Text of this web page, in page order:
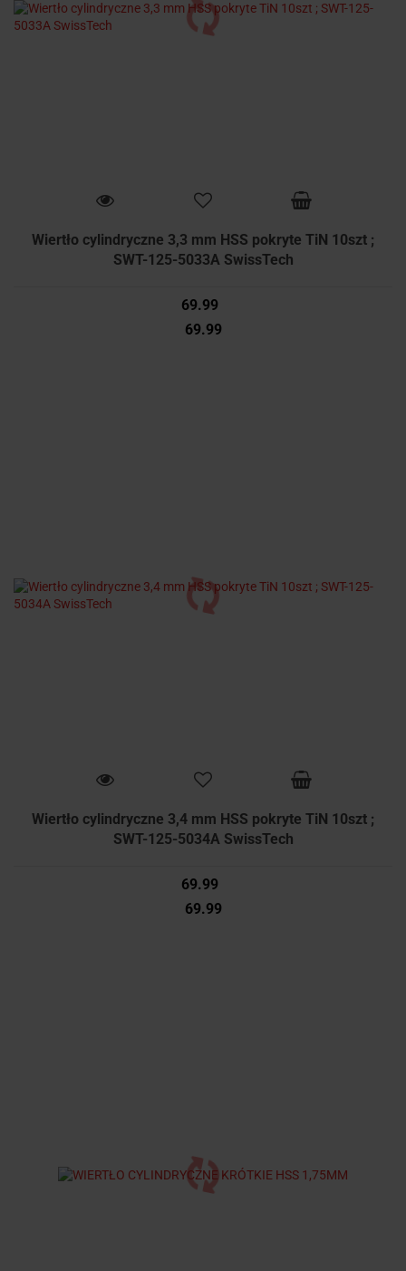
Wiertło cylindryczne 3,3 mm HSS pokryte TiN 10szt ;
SWT-125-5033A SwissTech
69.99
69.99
Wiertło cylindryczne 3,4 mm HSS pokryte TiN 10szt ;
SWT-125-5034A SwissTech
69.99
69.99